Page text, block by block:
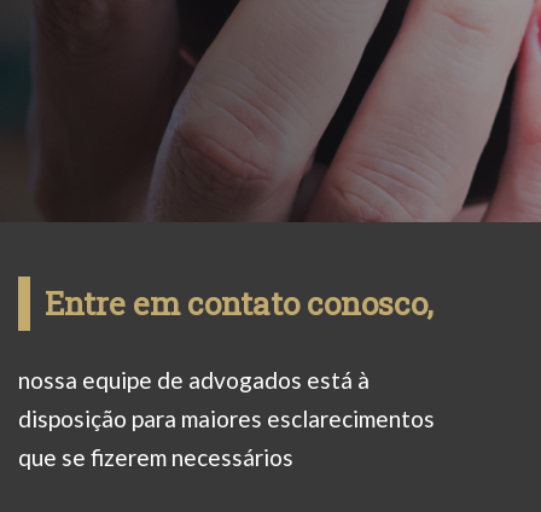
Entre em contato conosco,
nossa equipe de advogados está à
disposição para maiores esclarecimentos
que se fizerem necessários